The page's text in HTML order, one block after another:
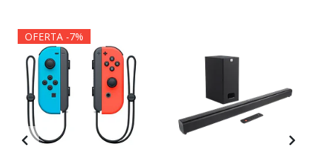
OFERTA -7%